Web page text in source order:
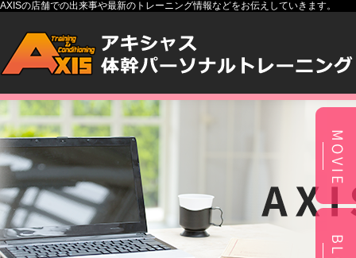
AXISの店舗での出来事や最新のトレーニング情報などをお伝えしていきます。